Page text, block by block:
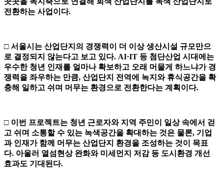
전환하는 사업이다.
□ 서울시는 산업단지의 경쟁력이 더 이상 생산시설 규모만으
로 결정되지 않는다고 보고 있다. AI·IT 등 첨단산업 시대에는
우수한 청년 인재를 얼마나 확보하고 오래 머물게 하느냐가 경
쟁력을 좌우하는 만큼, 산업단지 전역에 녹지와 휴식공간을 확
충해 일하고 쉬며 머무는 환경으로 전환한다는 계획이다.
□ 이번 프로젝트는 청년 근로자와 지역 주민이 일상 속에서 걷
고 쉬며 소통할 수 있는 녹색공간을 확대하는 것은 물론, 기업
과 인재가 함께 머무는 산업단지 환경을 조성하는 것이 목표
다. 아울러 열섬현상 완화와 미세먼지 저감 등 도시환경 개선
효과도 기대된다.